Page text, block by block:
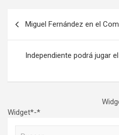
entradas
Miguel Fernández en el
Independiente podrá jugar
Widget*-*